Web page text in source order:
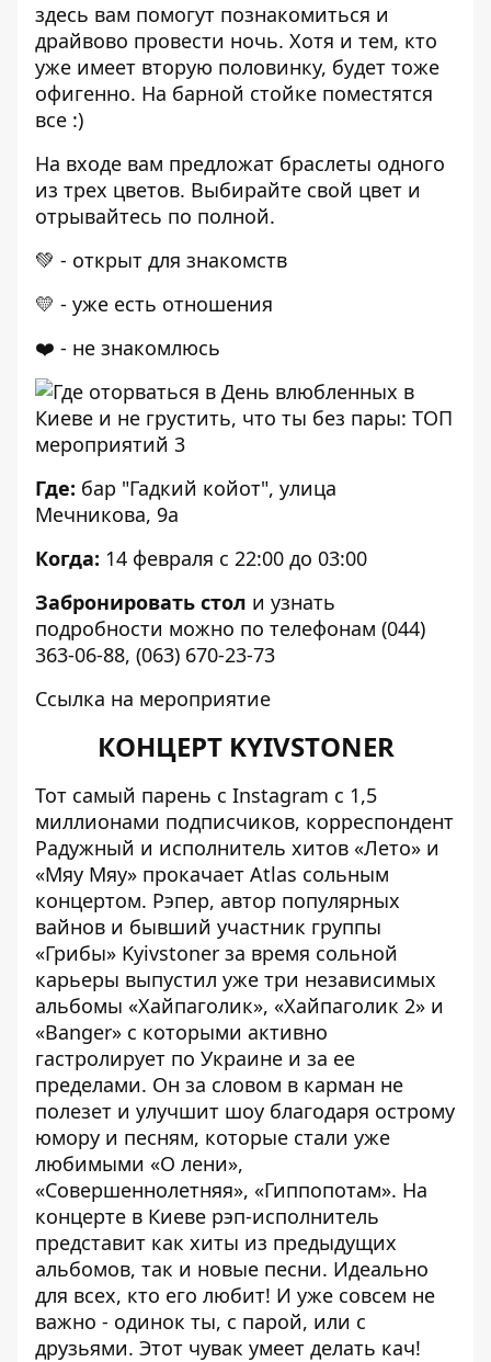
здесь вам помогут познакомиться и
драйвово провести ночь. Хотя и тем, кто
уже имеет вторую половинку, будет тоже
офигенно. На барной стойке поместятся
все :)
На входе вам предложат браслеты одного
из трех цветов. Выбирайте свой цвет и
отрывайтесь по полной.
💚 - открыт для знакомств
💛 - уже есть отношения
❤️ - не знакомлюсь
Где: бар "Гадкий койот", улица
Мечникова, 9а
Когда: 14 февраля с 22:00 до 03:00
Забронировать стол и узнать
подробности можно по телефонам (044)
363-06-88, (063) 670-23-73
Ссылка на мероприятие
КОНЦЕРТ KYIVSTONER
Тот самый парень с Instagram с 1,5
миллионами подписчиков, корреспондент
Радужный и исполнитель хитов «Лето» и
«Мяу Мяу» прокачает Atlas сольным
концертом. Рэпер, автор популярных
вайнов и бывший участник группы
«Грибы» Kyivstoner за время сольной
карьеры выпустил уже три независимых
альбомы «Хайпаголик», «Хайпаголик 2» и
«Banger» с которыми активно
гастролирует по Украине и за ее
пределами. Он за словом в карман не
полезет и улучшит шоу благодаря острому
юмору и песням, которые стали уже
любимыми «О лени»,
«Совершеннолетняя», «Гиппопотам». На
концерте в Киеве рэп-исполнитель
представит как хиты из предыдущих
альбомов, так и новые песни. Идеально
для всех, кто его любит! И уже совсем не
важно - одинок ты, с парой, или с
друзьями. Этот чувак умеет делать кач!